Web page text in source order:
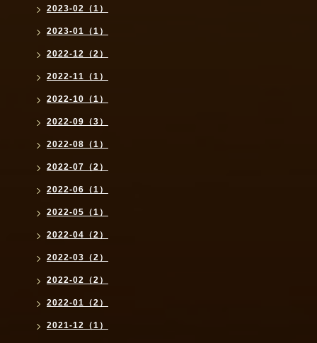
2023-02（1）
2023-01（1）
2022-12（2）
2022-11（1）
2022-10（1）
2022-09（3）
2022-08（1）
2022-07（2）
2022-06（1）
2022-05（1）
2022-04（2）
2022-03（2）
2022-02（2）
2022-01（2）
2021-12（1）